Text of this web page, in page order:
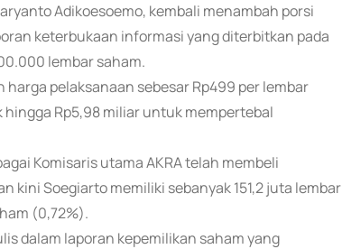
Adikoesoemo, kembali menambah porsi
keterbukaan informasi yang diterbitkan pada
lembar saham.
pelaksanaan sebesar Rp499 per lembar
Rp5,98 miliar untuk mempertebal
Komisaris utama AKRA telah membeli
kini Soegiarto memiliki sebanyak 151,2 juta lembar
(0,72%).
dalam laporan kepemilikan saham yang